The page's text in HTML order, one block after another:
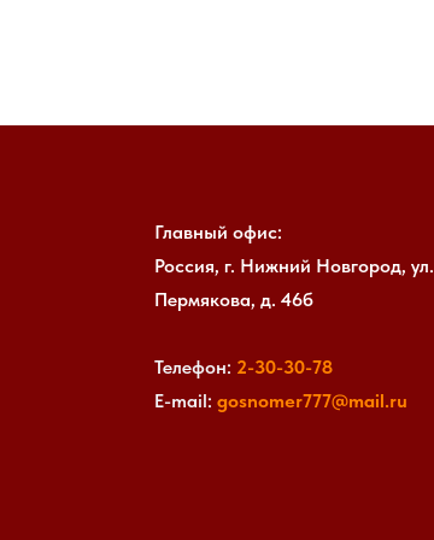
Главный офис:
Россия, г. Нижний Новгород, ул.
Пермякова, д. 46б
Телефон: 2-30-30-78
E-mail: gosnomer777@mail.ru